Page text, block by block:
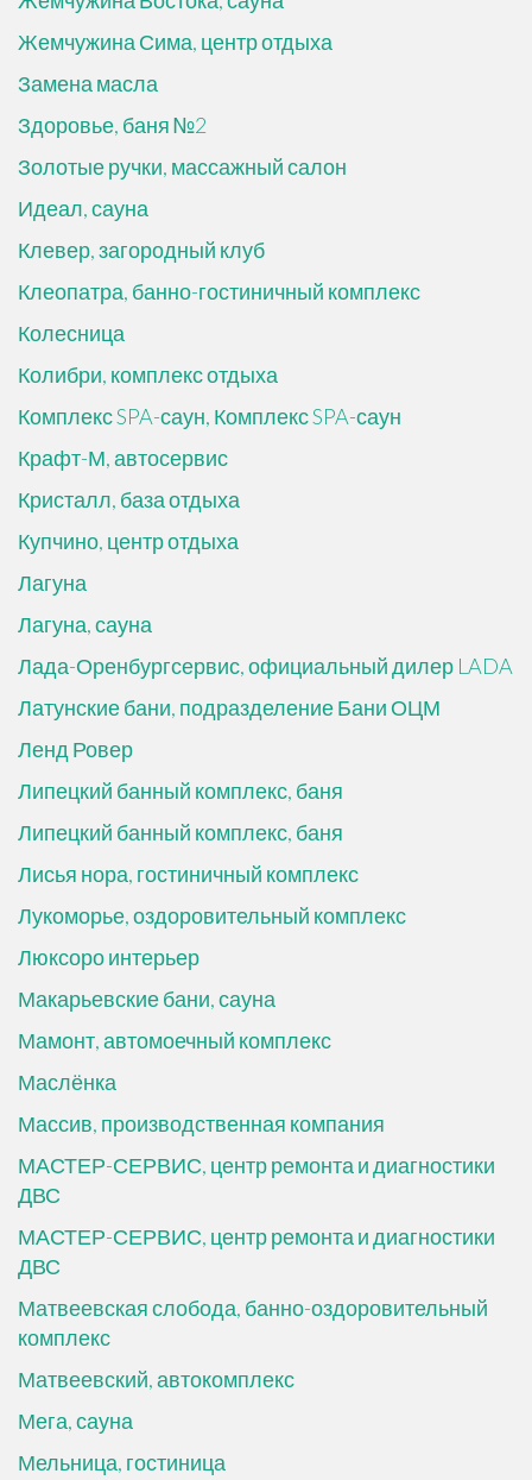
Жемчужина Сима, центр отдыха
Замена масла
Здоровье, баня №2
Золотые ручки, массажный салон
Идеал, сауна
Клевер, загородный клуб
Клеопатра, банно-гостиничный комплекс
Колесница
Колибри, комплекс отдыха
Комплекс SPA-саун, Комплекс SPA-саун
Крафт-М, автосервис
Кристалл, база отдыха
Купчино, центр отдыха
Лагуна
Лагуна, сауна
Лада-Оренбургсервис, официальный дилер LADA
Латунские бани, подразделение Бани ОЦМ
Ленд Ровер
Липецкий банный комплекс, баня
Липецкий банный комплекс, баня
Лисья нора, гостиничный комплекс
Лукоморье, оздоровительный комплекс
Люксоро интерьер
Макарьевские бани, сауна
Мамонт, автомоечный комплекс
Маслёнка
Массив, производственная компания
МАСТЕР-СЕРВИС, центр ремонта и диагностики
ДВС
МАСТЕР-СЕРВИС, центр ремонта и диагностики
ДВС
Матвеевская слобода, банно-оздоровительный
комплекс
Матвеевский, автокомплекс
Мега, сауна
Мельница, гостиница